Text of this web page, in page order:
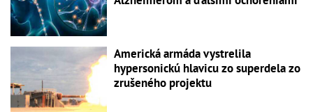
Americká armáda vystrelila
hypersonickú hlavicu zo superdela zo
zrušeného projektu